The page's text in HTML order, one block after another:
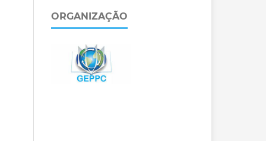
ORGANIZAÇÃO